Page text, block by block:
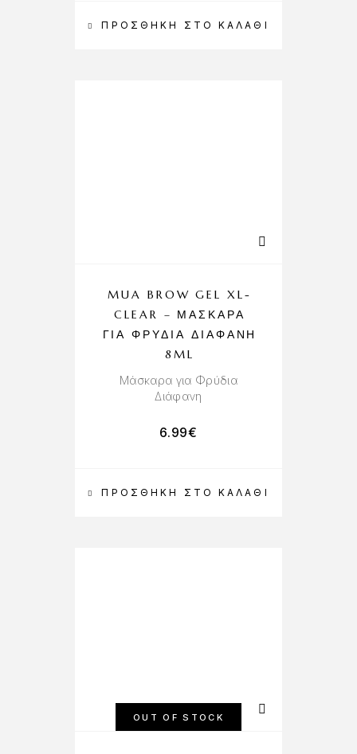
ΠΡΟΣΘΉΚΗ ΣΤΟ ΚΑΛΆΘΙ
ΠΡΟΣΘΉΚΗ ΣΤΟ ΚΑΛΆΘΙ
MUA BROW GEL XL-
CLEAR – ΜΆΣΚΑΡΑ
ΓΙΑ ΦΡΎΔΙΑ ΔΙΆΦΑΝΗ
8ML
Μάσκαρα για Φρύδια
Διάφανη
6.99€
OUT OF STOCK